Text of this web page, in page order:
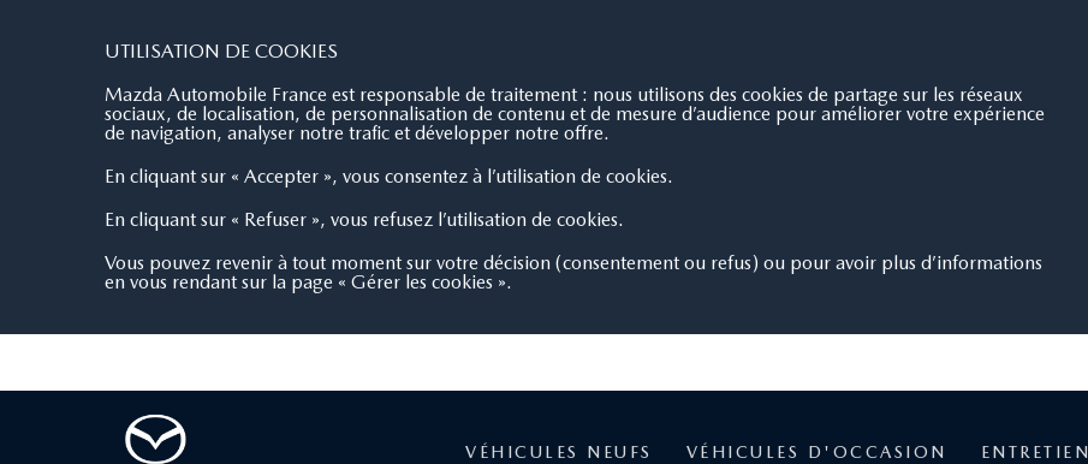
UTILISATION DE COOKIES
Mazda Automobile France est responsable de traitement : nous utilisons des cookies de partage sur les réseaux
sociaux, de localisation, de personnalisation de contenu et de mesure d’audience pour améliorer votre expérience
de navigation, analyser notre trafic et développer notre offre.
En cliquant sur « Accepter », vous consentez à l’utilisation de cookies.
En cliquant sur « Refuser », vous refusez l’utilisation de cookies.
Vous pouvez revenir à tout moment sur votre décision (consentement ou refus) ou pour avoir plus d’informations
en vous rendant sur la page « Gérer les cookies ».
VÉHICULES NEUFS VÉHICULES D'OCCASION ENTRETIEN